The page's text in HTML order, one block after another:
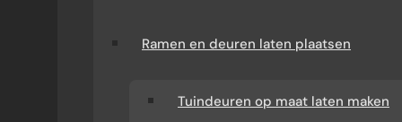
Ramen en deuren laten plaatsen
Tuindeuren op maat laten maken
onnodige verassingen, maar helderheid